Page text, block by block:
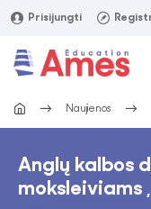
Prisijungti
Naujienos
Anglų kalbos
moksleiviams